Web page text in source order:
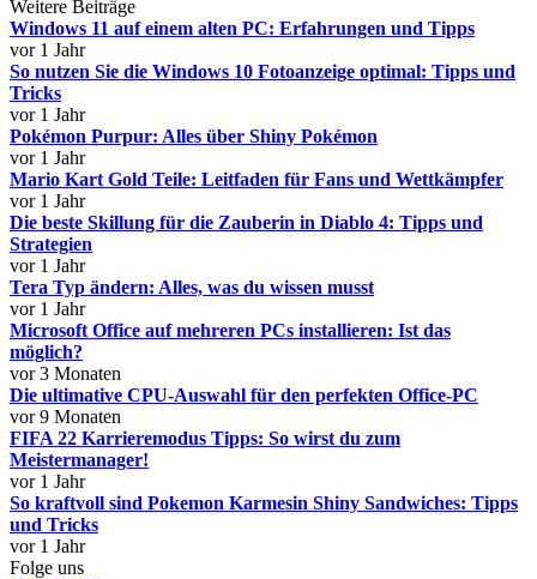
Weitere Beiträge
Windows 11 auf einem alten PC: Erfahrungen und Tipps
vor 1 Jahr
So nutzen Sie die Windows 10 Fotoanzeige optimal: Tipps und
Tricks
vor 1 Jahr
Pokémon Purpur: Alles über Shiny Pokémon
vor 1 Jahr
Mario Kart Gold Teile: Leitfaden für Fans und Wettkämpfer
vor 1 Jahr
Die beste Skillung für die Zauberin in Diablo 4: Tipps und
Strategien
vor 1 Jahr
Tera Typ ändern: Alles, was du wissen musst
vor 1 Jahr
Microsoft Office auf mehreren PCs installieren: Ist das
möglich?
vor 3 Monaten
Die ultimative CPU-Auswahl für den perfekten Office-PC
vor 9 Monaten
FIFA 22 Karrieremodus Tipps: So wirst du zum
Meistermanager!
vor 1 Jahr
So kraftvoll sind Pokemon Karmesin Shiny Sandwiches: Tipps
und Tricks
vor 1 Jahr
Folge uns